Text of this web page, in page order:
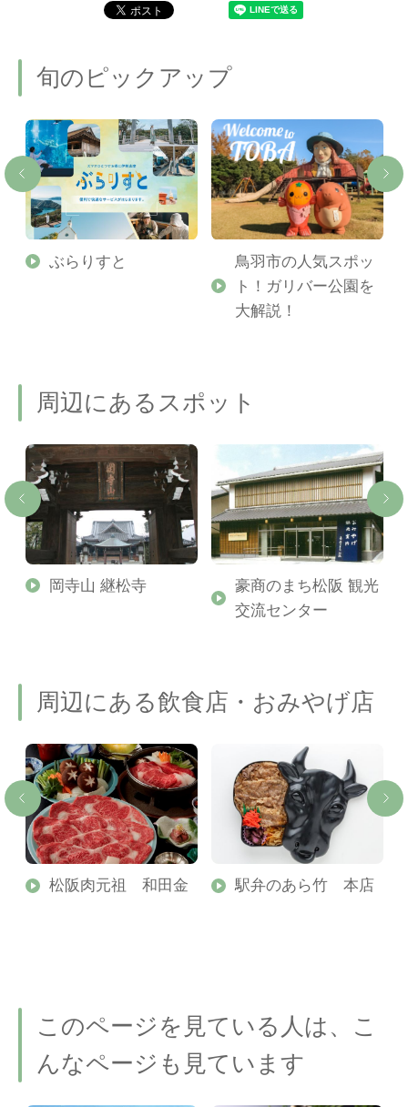
旬のピックアップ
ぶらりすと
鳥羽市の人気スポッ
ト！ガリバー公園を
大解説！
周辺にあるスポット
岡寺山 継松寺
豪商のまち松阪 観光
交流センター
周辺にある飲食店・おみやげ店
松阪肉元祖 和田金 駅弁のあら竹 本店
このページを見ている人は、こ
んなページも見ています